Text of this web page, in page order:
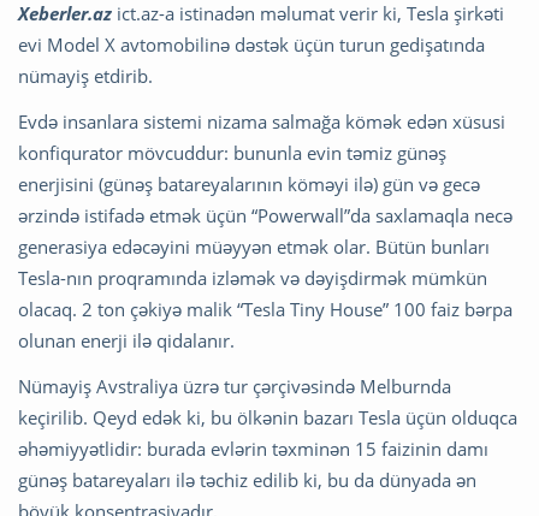
Xeberler.az ict.az-a istinadən məlumat verir ki, Tesla şirkəti
evi Model X avtomobilinə dəstək üçün turun gedişatında
nümayiş etdirib.
Evdə insanlara sistemi nizama salmağa kömək edən xüsusi
konfiqurator mövcuddur: bununla evin təmiz günəş
enerjisini (günəş batareyalarının köməyi ilə) gün və gecə
ərzində istifadə etmək üçün “Powerwall”da saxlamaqla necə
generasiya edəcəyini müəyyən etmək olar. Bütün bunları
Tesla-nın proqramında izləmək və dəyişdirmək mümkün
olacaq. 2 ton çəkiyə malik “Tesla Tiny House” 100 faiz bərpa
olunan enerji ilə qidalanır.
Nümayiş Avstraliya üzrə tur çərçivəsində Melburnda
keçirilib. Qeyd edək ki, bu ölkənin bazarı Tesla üçün olduqca
əhəmiyyətlidir: burada evlərin təxminən 15 faizinin damı
günəş batareyaları ilə təchiz edilib ki, bu da dünyada ən